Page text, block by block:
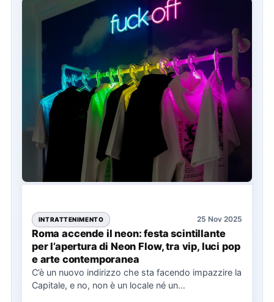
INTRATTENIMENTO 25 Nov 2025
Roma accende il neon: festa scintillante
per l’apertura di Neon Flow, tra vip, luci pop
e arte contemporanea
C’è un nuovo indirizzo che sta facendo impazzire la
Capitale, e no, non è un locale né un…